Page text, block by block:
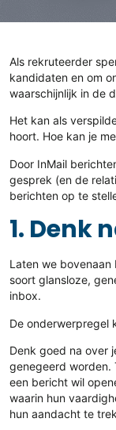
Als rekruteerder
kandidaten en om
waarschijnlijk in de
Het kan als
hoort. Hoe kan je
Door InMail
gesprek (en de
berichten op te
1. Denk
Laten we
soort glansloze,
inbox.
De onderwerpregel
Denk goed na over
genegeerd worden.
een bericht wil
waarin hun
hun aandacht te